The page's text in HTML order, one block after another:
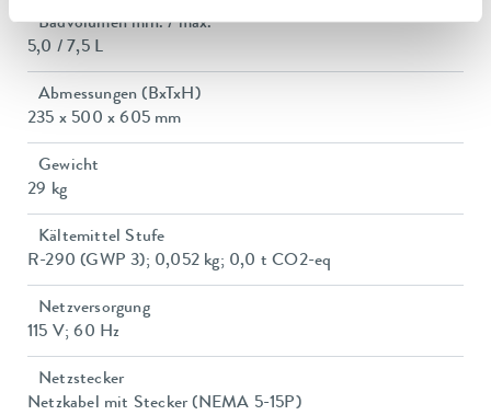
Badvolumen min. / max.
5,0 / 7,5 L
Abmessungen (BxTxH)
235 x 500 x 605 mm
Gewicht
29 kg
Kältemittel Stufe
R-290 (GWP 3); 0,052 kg; 0,0 t CO2-eq
Netzversorgung
115 V; 60 Hz
Netzstecker
Netzkabel mit Stecker (NEMA 5-15P)